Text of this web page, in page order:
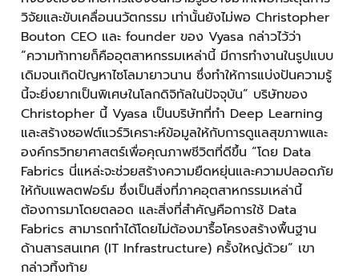
วิจัยและขับเคลื่อนนวัตกรรม เท่านั้นยังไม่พอ Christopher
Bouton CEO และ founder ของ Vyasa กล่าวไว้ว่า
“ความท้าทายก็คืออุตสาหกรรมเหล่านี้ มีการทำงานในรูปแบบ
เดิมจนเกิดปัญหาไซโลมายาวนาน ซึ่งทำให้การแบ่งปันความรู้
นี้จะยิ่งยากเป็นพิเศษในโลกดิจิทัลในปัจจุบัน” บริษัทของ
Christopher นี้ Vyasa เป็นบริษัทที่ทำ Deep Learning
และสร้างซอฟต์แวร์วิเคราะห์ข้อมูลให้กับการดูแลสุขภาพและ
องค์กรวิทยาศาสตร์เพื่อคุณภาพชีวิตที่ดีขึ้น “โดย Data
Fabrics นี่แหล่ะจะช่วยสร้างความยืดหยุ่นและความปลอดภัย
ให้กับแพลตฟอร์ม ซึ่งเป็นสิ่งที่ภาคอุตสาหกรรมเหล่านี้
ต้องการมาโดยตลอด และสิ่งที่สำคัญคือการใช้ Data
Fabrics สามารถทำได้โดยไม่ต้องมารื้อโครงสร้างพื้นฐาน
ด้านสารสนเทศ (IT Infrastructure) ครั้งใหญ่ด้วย” เขา
กล่าวทิ้งท้าย